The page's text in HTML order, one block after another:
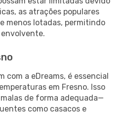
as atrações populares
menos lotadas, permitindo
com a eDreams, é essencial
em Fresno. Isso
de forma adequada—
como casacos e